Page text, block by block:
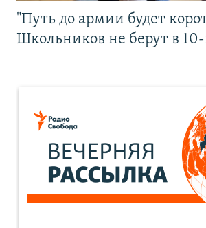
"Путь до армии будет
Школьников не берут в 10-